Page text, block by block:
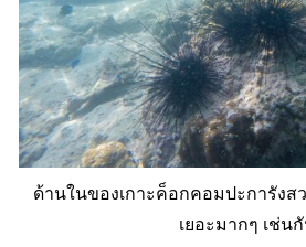
ด้านในของเกาะค็อกคอมปะการังส
เยอะมากๆ เช่น